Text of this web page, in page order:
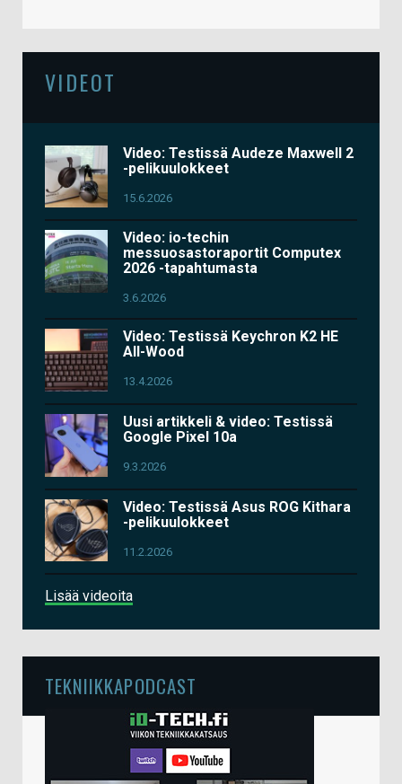
VIDEOT
Video: Testissä Audeze Maxwell 2
-pelikuulokkeet
15.6.2026
Video: io-techin
messuosastoraportit Computex
2026 -tapahtumasta
3.6.2026
Video: Testissä Keychron K2 HE
All-Wood
13.4.2026
Uusi artikkeli & video: Testissä
Google Pixel 10a
9.3.2026
Video: Testissä Asus ROG Kithara
-pelikuulokkeet
11.2.2026
Lisää videoita
TEKNIIKKAPODCAST